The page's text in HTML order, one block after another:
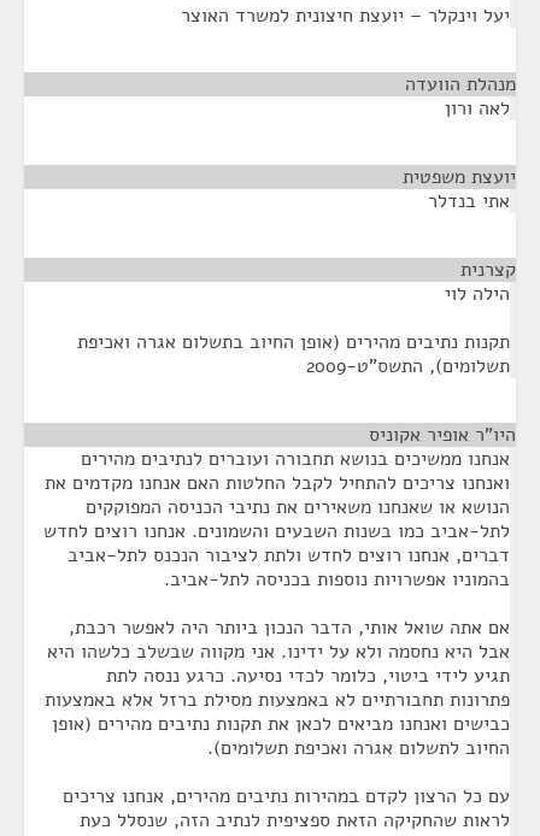
יעל וינקלר – יועצת חיצונית למשרד האוצר
מנהלת הוועדה
לאה ורון
יועצת משפטית
אתי בנדלר
קצרנית
הילה לוי
תקנות נתיבים מהירים (אופן החיוב בתשלום אגרה ואכיפת
תשלומים), התשס"ט-2009
היו"ר אופיר אקוניס
אנחנו ממשיכים בנושא תחבורה ועוברים לנתיבים מהירים
ואנחנו צריכים להתחיל לקבל החלטות האם אנחנו מקדמים את
הנושא או שאנחנו משאירים את נתיבי הכניסה המפוקקים
לתל-אביב כמו בשנות השבעים והשמונים. אנחנו רוצים לחדש
דברים, אנחנו רוצים לחדש ולתת לציבור הנכנס לתל-אביב
בהמוניו אפשרויות נוספות בכניסה לתל-אביב.
אם אתה שואל אותי, הדבר הנכון ביותר היה לאפשר רכבת,
אבל היא נחסמה ולא על ידינו. אני מקווה שבשלב כלשהו היא
תגיע לידי ביטוי, כלומר לכדי נסיעה. כרגע ננסה לתת
פתרונות תחבורתיים לא באמצעות מסילת ברזל אלא באמצעות
כבישים ואנחנו מביאים לכאן את תקנות נתיבים מהירים (אופן
החיוב לתשלום אגרה ואכיפת תשלומים).
עם כל הרצון לקדם במהירות נתיבים מהירים, אנחנו צריכים
לראות שהחקיקה הזאת ספציפית לנתיב הזה, שנסלל כעת